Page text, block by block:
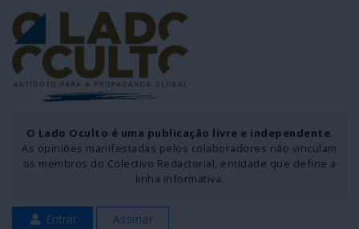
O Lado Oculto é uma publicação livre e independente.
As opiniões manifestadas pelos colaboradores não vinculam
os membros do Colectivo Redactorial, entidade que define a
linha informativa.
Entrar Assinar